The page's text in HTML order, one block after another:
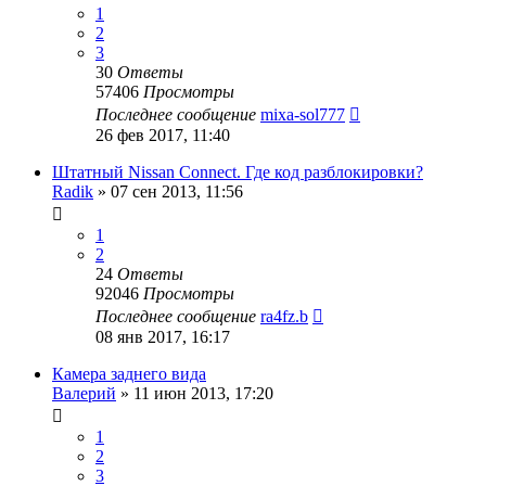
1
2
3
30 Ответы
57406 Просмотры
Последнее сообщение mixa-sol777
26 фев 2017, 11:40
Штатный Nissan Connect. Где код разблокировки?
Radik » 07 сен 2013, 11:56
1
2
24 Ответы
92046 Просмотры
Последнее сообщение ra4fz.b
08 янв 2017, 16:17
Камера заднего вида
Валерий » 11 июн 2013, 17:20
1
2
3